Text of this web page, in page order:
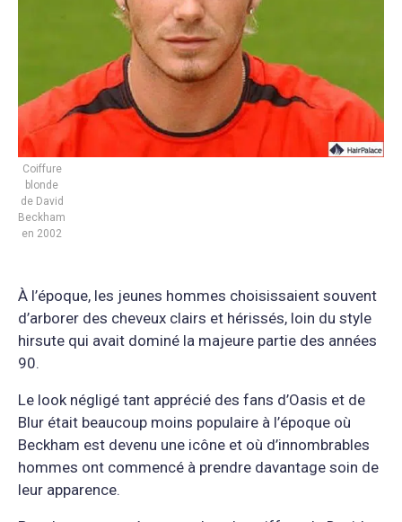
Coiffure
blonde
de David
Beckham
en 2002
À l’époque, les jeunes hommes choisissaient souvent
d’arborer des cheveux clairs et hérissés, loin du style
hirsute qui avait dominé la majeure partie des années
90.
Le look négligé tant apprécié des fans d’Oasis et de
Blur était beaucoup moins populaire à l’époque où
Beckham est devenu une icône et où d’innombrables
hommes ont commencé à prendre davantage soin de
leur apparence.